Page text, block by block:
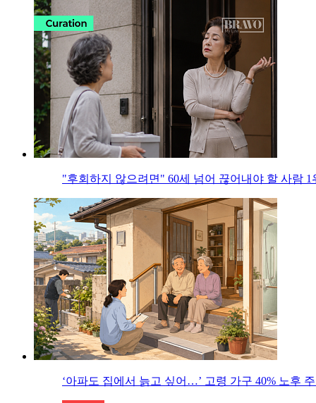
"후회하지 않으려면" 60세 넘어 끊어내야 할 사람 1
‘아파도 집에서 늙고 싶어…’ 고령 가구 40% 노후